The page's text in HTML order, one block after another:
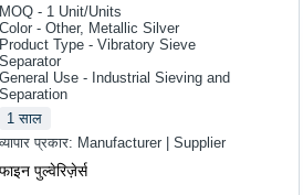
MOQ - 1 Unit/Units
Color - Other, Metallic Silver
Product Type - Vibratory Sieve
Separator
General Use - Industrial Sieving and
Separation
1 साल
व्यापार प्रकार: Manufacturer | Supplier
फाइन पुल्वेरिज़ेर्स